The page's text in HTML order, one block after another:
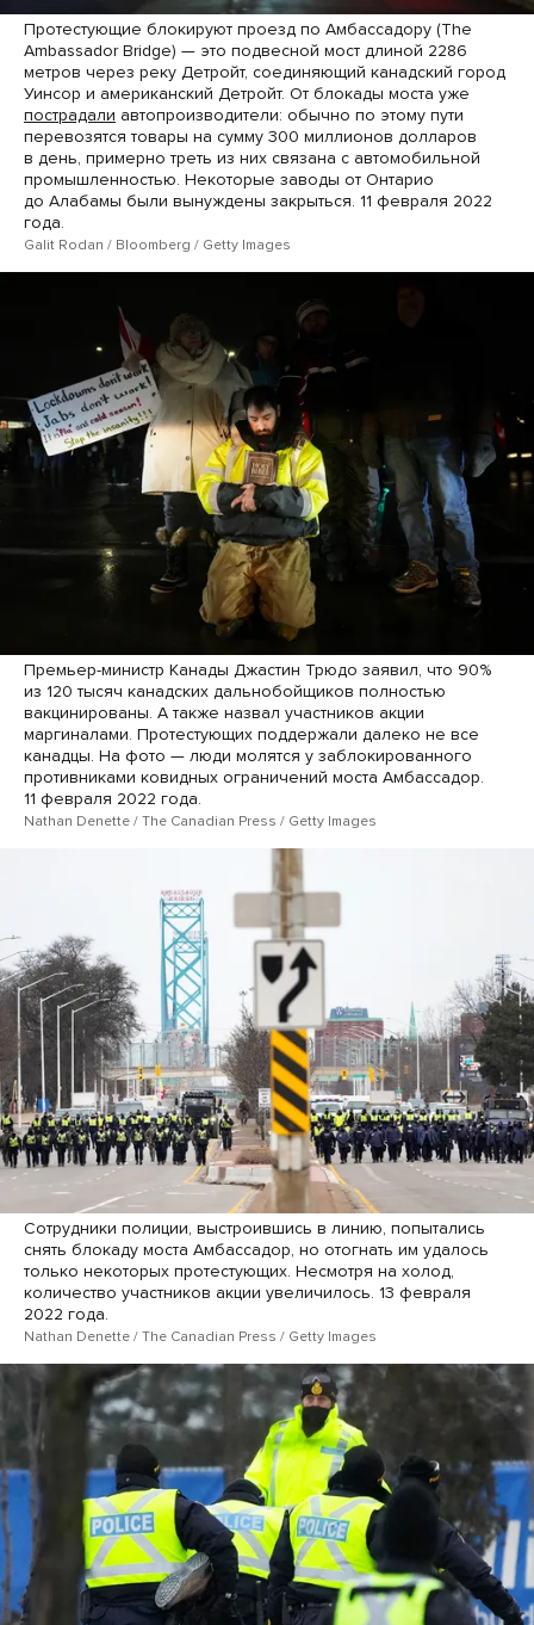
Протестующие блокируют проезд по Амбассадору (The
Ambassador Bridge) — это подвесной мост длиной 2286
метров через реку Детройт, соединяющий канадский город
Уинсор и американский Детройт. От блокады моста уже
пострадали автопроизводители: обычно по этому пути
перевозятся товары на сумму 300 миллионов долларов
в день, примерно треть из них связана с автомобильной
промышленностью. Некоторые заводы от Онтарио
до Алабамы были вынуждены закрыться. 11 февраля 2022
года.
Galit Rodan / Bloomberg / Getty Images
Премьер-министр Канады Джастин Трюдо заявил, что 90%
из 120 тысяч канадских дальнобойщиков полностью
вакцинированы. А также назвал участников акции
маргиналами. Протестующих поддержали далеко не все
канадцы. На фото — люди молятся у заблокированного
противниками ковидных ограничений моста Амбассадор.
11 февраля 2022 года.
Nathan Denette / The Canadian Press / Getty Images
Сотрудники полиции, выстроившись в линию, попытались
снять блокаду моста Амбассадор, но отогнать им удалось
только некоторых протестующих. Несмотря на холод,
количество участников акции увеличилось. 13 февраля
2022 года.
Nathan Denette / The Canadian Press / Getty Images